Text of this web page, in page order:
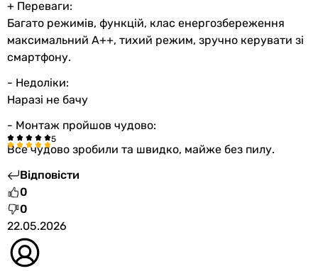
+ Переваги:
Багато режимів, функцій, клас енергозбереження
максимальний А++, тихий режим, зручно керувати зі
смартфону.
- Недоліки:
Наразі не бачу
- Монтаж пройшов чудово:
Все чудово зробили та швидко, майже без пилу.
Відповісти
0
0
22.05.2026